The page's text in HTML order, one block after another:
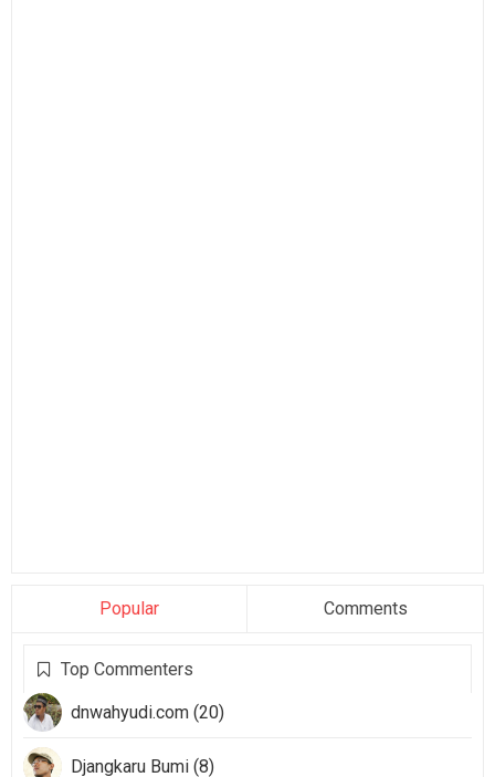
Popular Comments
Top Commenters
dnwahyudi.com (20)
Djangkaru Bumi (8)